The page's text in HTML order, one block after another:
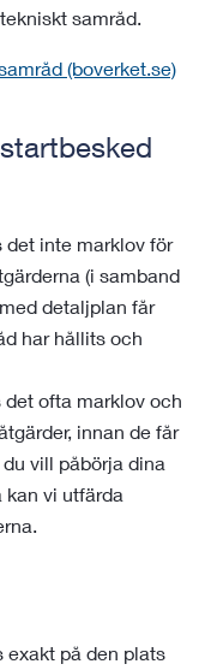
samråd.
(boverket.se)
det inte marklov för
(i samband
detaljplan får
har hållits och
ofta marklov och
innan de får
vill påbörja dina
kan vi utfärda
exakt på den plats